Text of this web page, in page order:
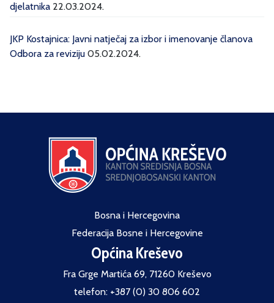
djelatnika 22.03.2024.
JKP Kostajnica: Javni natječaj za izbor i imenovanje članova
Odbora za reviziju 05.02.2024.
Bosna i Hercegovina
Federacija Bosne i Hercegovine
Općina Kreševo
Fra Grge Martića 69, 71260 Kreševo
telefon: +387 (0) 30 806 602